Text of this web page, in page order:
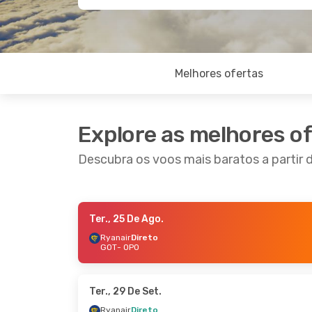
Melhores ofertas
Explore as melhores
Descubra os voos mais baratos a partir
- Sáb., 29 De Ago.
Ter., 25 De Ago.
RyanairDireto
GOT- OPO
Ter., 29 De Set.
RyanairDireto